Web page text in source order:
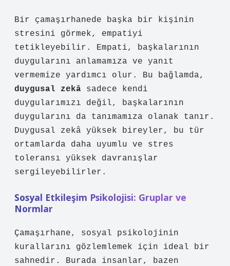
Bir çamaşırhanede başka bir kişinin
stresini görmek, empatiyi
tetikleyebilir. Empati, başkalarının
duygularını anlamamıza ve yanıt
vermemize yardımcı olur. Bu bağlamda,
duygusal zekâ sadece kendi
duygularımızı değil, başkalarının
duygularını da tanımamıza olanak tanır.
Duygusal zekâ yüksek bireyler, bu tür
ortamlarda daha uyumlu ve stres
toleransı yüksek davranışlar
sergileyebilirler.
Sosyal Etkileşim Psikolojisi: Gruplar ve
Normlar
Çamaşırhane, sosyal psikolojinin
kurallarını gözlemlemek için ideal bir
sahnedir. Burada insanlar, bazen